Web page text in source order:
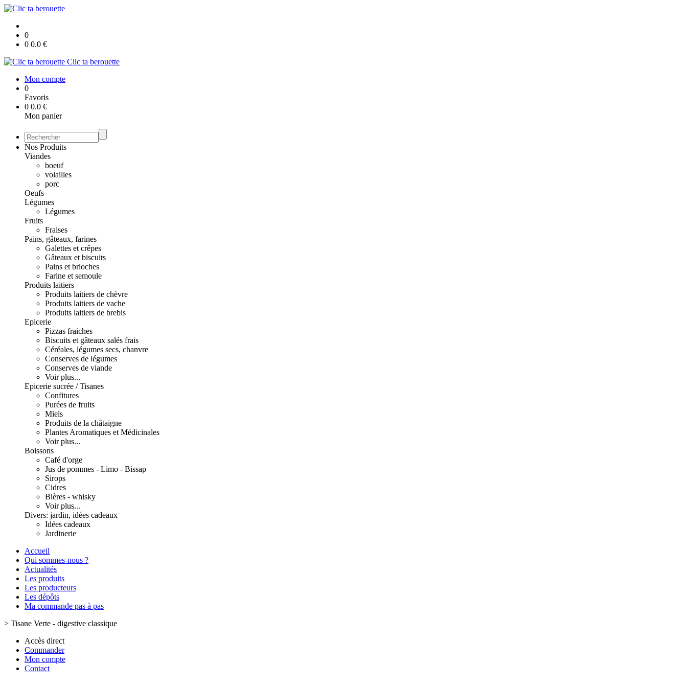
0
0 0.0 €
Clic ta berouette
Mon compte
0
Favoris
0 0.0 €
Mon panier
Nos Produits
Viandes
boeuf
volailles
porc
Oeufs
Légumes
Légumes
Fruits
Fraises
Pains, gâteaux, farines
Galettes et crêpes
Gâteaux et biscuits
Pains et brioches
Farine et semoule
Produits laitiers
Produits laitiers de chèvre
Produits laitiers de vache
Produits laitiers de brebis
Epicerie
Pizzas fraiches
Biscuits et gâteaux salés frais
Céréales, légumes secs, chanvre
Conserves de légumes
Conserves de viande
Voir plus...
Epicerie sucrée / Tisanes
Confitures
Purées de fruits
Miels
Produits de la châtaigne
Plantes Aromatiques et Médicinales
Voir plus...
Boissons
Café d'orge
Jus de pommes - Limo - Bissap
Sirops
Cidres
Bières - whisky
Voir plus...
Divers: jardin, idées cadeaux
Idées cadeaux
Jardinerie
Accueil
Qui sommes-nous ?
Actualités
Les produits
Les producteurs
Les dépôts
Ma commande pas à pas
> Tisane Verte - digestive classique
Accès direct
Commander
Mon compte
Contact